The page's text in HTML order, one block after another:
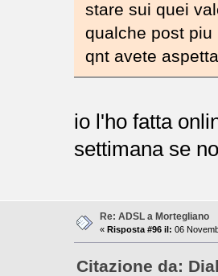
stare sui quei
qualche post
qnt avete
io l'ho fatta
settimana se
Re: ADSL a Mortegliano
« Risposta #96 il: 06
Citazione da: